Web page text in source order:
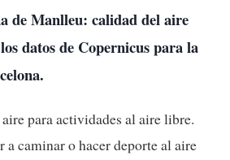
de Manlleu: calidad del aire
datos de Copernicus para la
para actividades al aire libre.
a caminar o hacer deporte al aire